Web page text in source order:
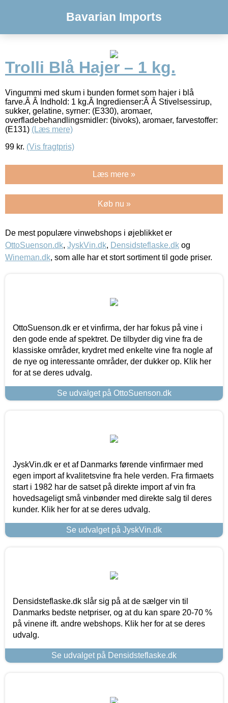
Bavarian Imports
Trolli Blå Hajer – 1 kg.
Vingummi med skum i bunden formet som hajer i blå
farve.Â Â Indhold: 1 kg.Â Ingredienser:Â Â Stivelsessirup,
sukker, gelatine, syrner: (E330), aromaer,
overfladebehandlingsmidler: (bivoks), aromaer, farvestoffer:
(E131) (Læs mere)
99 kr. (Vis fragtpris)
Læs mere »
Køb nu »
De mest populære vinwebshops i øjeblikket er
OttoSuenson.dk, JyskVin.dk, Densidsteflaske.dk og
Wineman.dk, som alle har et stort sortiment til gode priser.
OttoSuenson.dk er et vinfirma, der har fokus på vine i
den gode ende af spektret. De tilbyder dig vine fra de
klassiske områder, krydret med enkelte vine fra nogle af
de nye og interessante områder, der dukker op. Klik her
for at se deres udvalg.
Se udvalget på OttoSuenson.dk
JyskVin.dk er et af Danmarks førende vinfirmaer med
egen import af kvalitetsvine fra hele verden. Fra firmaets
start i 1982 har de satset på direkte import af vin fra
hovedsageligt små vinbønder med direkte salg til deres
kunder. Klik her for at se deres udvalg.
Se udvalget på JyskVin.dk
Densidsteflaske.dk slår sig på at de sælger vin til
Danmarks bedste netpriser, og at du kan spare 20-70 %
på vinene ift. andre webshops. Klik her for at se deres
udvalg.
Se udvalget på Densidsteflaske.dk